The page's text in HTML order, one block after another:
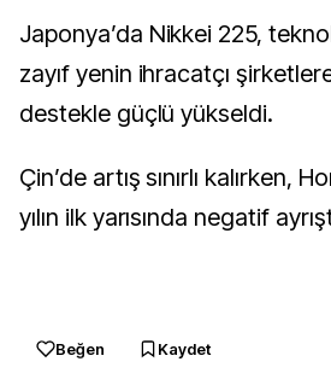
Japonya’da Nikkei 225,
zayıf yenin ihracatçı
destekle güçlü yükseldi.
Çin’de artış sınırlı kalırken,
yılın ilk yarısında negatif
Beğen Kaydet